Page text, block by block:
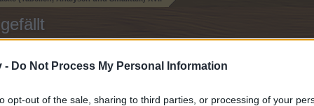
- Do Not Process My Personal Information
opt-out of the sale, sharing to third parties, or processing of your
teilnehmen oder eigene Themen starten möchtest,